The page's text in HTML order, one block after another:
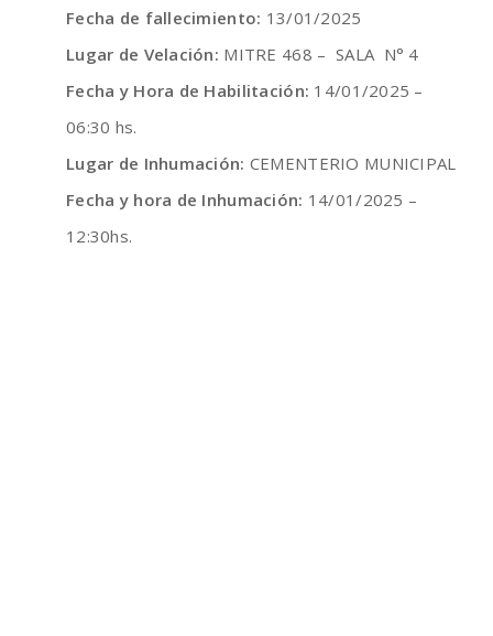
Fecha de fallecimiento: 13/01/2025
Lugar de Velación: MITRE 468 – SALA N° 4
Fecha y Hora de Habilitación: 14/01/2025 –
06:30 hs.
Lugar de Inhumación: CEMENTERIO MUNICIPAL
Fecha y hora de Inhumación: 14/01/2025 –
12:30hs.